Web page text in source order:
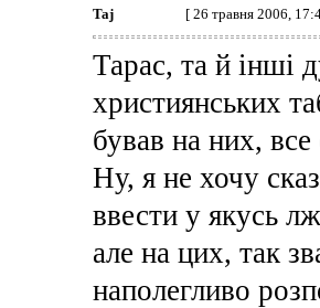
Taj [ 26 травня 2006,
Тарас, та й інші
християнських
бував на них,
Ну, я не хочу
ввести у якусь
але на цих, так
наполегливо